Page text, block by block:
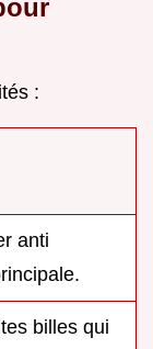
:
anti
billes qui